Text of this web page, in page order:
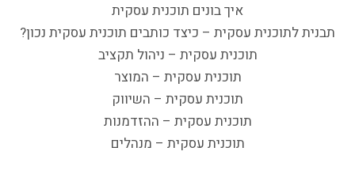
איך בונים תוכנית עסקית
תבנית לתוכנית עסקית – כיצד כותבים תוכנית עסקית נכון?
תוכנית עסקית – ניהול תקציב
תוכנית עסקית – המוצר
תוכנית עסקית – השיווק
תוכנית עסקית – ההזדמנות
תוכנית עסקית – מנהלים